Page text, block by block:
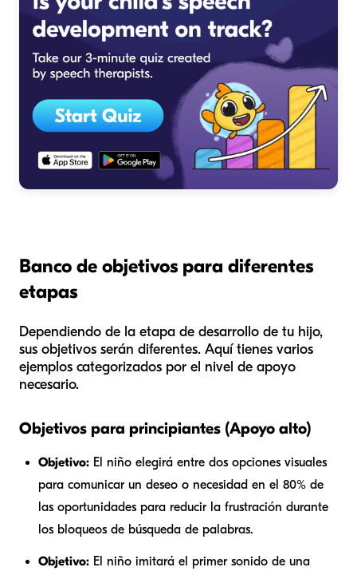
Banco de objetivos para diferentes
etapas
Dependiendo de la etapa de desarrollo de tu hijo,
sus objetivos serán diferentes. Aquí tienes varios
ejemplos categorizados por el nivel de apoyo
necesario.
Objetivos para principiantes (Apoyo alto)
Objetivo: El niño elegirá entre dos opciones visuales
para comunicar un deseo o necesidad en el 80% de
las oportunidades para reducir la frustración durante
los bloqueos de búsqueda de palabras.
Objetivo: El niño imitará el primer sonido de una